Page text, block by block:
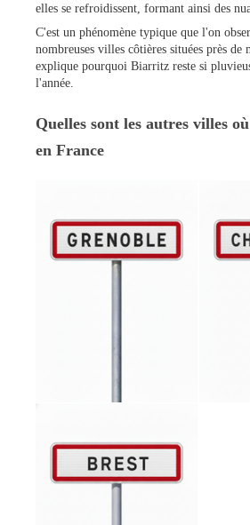
elles se refroidissent, formant ainsi des
C'est un phénomène typique que l'on
nombreuses villes côtières situées près de
explique pourquoi Biarritz reste si
l'année.
Quelles sont les autres villes
en France